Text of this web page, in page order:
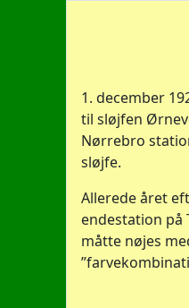
1. december
til sløjfen
Nørrebro
sløjfe.
Allerede året
endestation på
måtte nøjes